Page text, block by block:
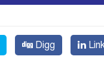
Digg